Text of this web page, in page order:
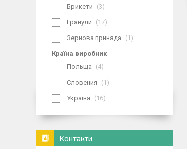
Брикети
3
Гранули 17
Зернова принада 1
Країна виробник
Польща
4
Словения 1
Україна 16
Контакти